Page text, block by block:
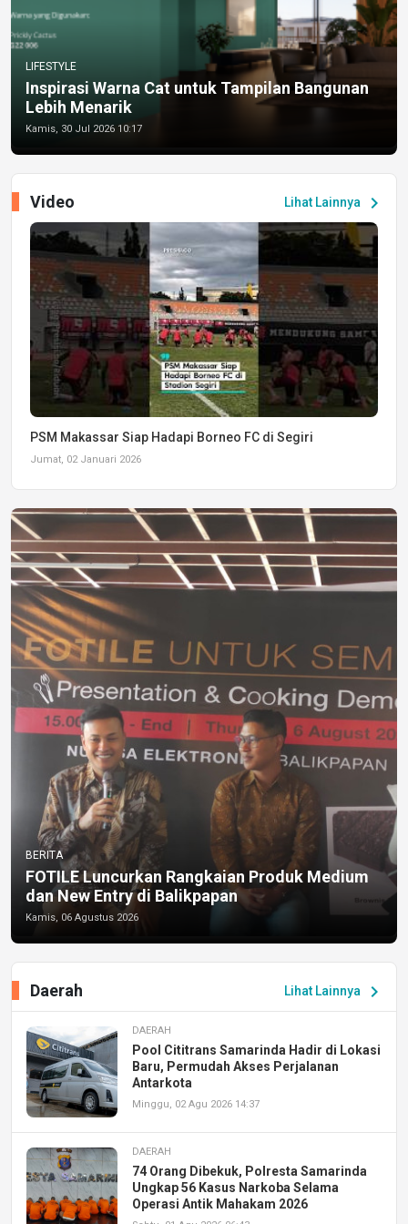
LIFESTYLE
Inspirasi Warna Cat untuk Tampilan Bangunan
Lebih Menarik
Kamis, 30 Jul 2026 10:17
Lihat Lainnya chevron_right
Video
PSM Makassar Siap Hadapi Borneo FC di Segiri
Jumat, 02 Januari 2026
BERITA
FOTILE Luncurkan Rangkaian Produk Medium
dan New Entry di Balikpapan
Kamis, 06 Agustus 2026
Lihat Lainnya chevron_right
Daerah
DAERAH
Pool Cititrans Samarinda Hadir di Lokasi
Baru, Permudah Akses Perjalanan
Antarkota
Minggu, 02 Agu 2026 14:37
DAERAH
74 Orang Dibekuk, Polresta Samarinda
Ungkap 56 Kasus Narkoba Selama
Operasi Antik Mahakam 2026